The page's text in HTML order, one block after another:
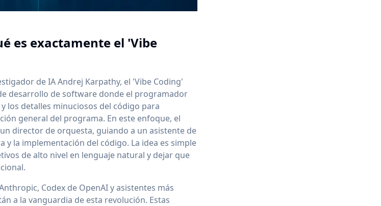
es exactamente el 'Vibe
de IA Andrej Karpathy, el 'Vibe Coding'
desarrollo de software donde el programador
los detalles minuciosos del código para
general del programa. En este enfoque, el
director de orquesta, guiando a un asistente de
y la implementación del código. La idea es simple
de alto nivel en lenguaje natural y dejar que
Codex de OpenAI y asistentes más
a la vanguardia de esta revolución. Estas